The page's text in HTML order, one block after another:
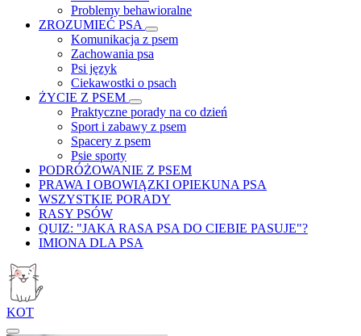
Problemy behawioralne
ZROZUMIEĆ PSA
Komunikacja z psem
Zachowania psa
Psi język
Ciekawostki o psach
ŻYCIE Z PSEM
Praktyczne porady na co dzień
Sport i zabawy z psem
Spacery z psem
Psie sporty
PODRÓŻOWANIE Z PSEM
PRAWA I OBOWIĄZKI OPIEKUNA PSA
WSZYSTKIE PORADY
RASY PSÓW
QUIZ: "JAKA RASA PSA DO CIEBIE PASUJE"?
IMIONA DLA PSA
KOT